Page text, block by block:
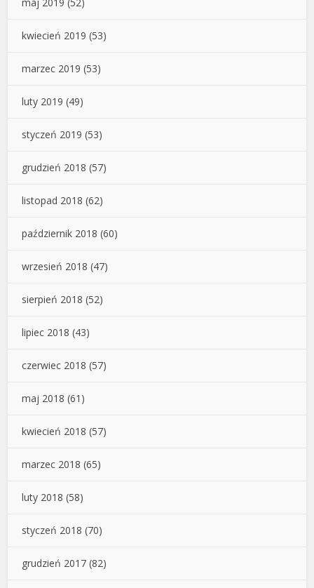
kwiecień 2019 (53)
marzec 2019 (53)
luty 2019 (49)
styczeń 2019 (53)
grudzień 2018 (57)
listopad 2018 (62)
październik 2018 (60)
wrzesień 2018 (47)
sierpień 2018 (52)
lipiec 2018 (43)
czerwiec 2018 (57)
maj 2018 (61)
kwiecień 2018 (57)
marzec 2018 (65)
luty 2018 (58)
styczeń 2018 (70)
grudzień 2017 (82)